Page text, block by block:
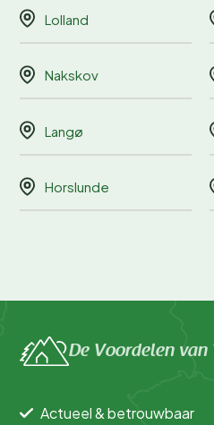
Lolland
Nakskov
Langø
Horslunde
De Voordelen van
Actueel & betrouwbaar